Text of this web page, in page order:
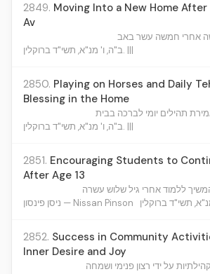
2849. Moving Into a New Home
Av
אחרי חמשה עשר באב
ב"ה, ו' מנ"א, תשי"ד ברוקלין. |||
2850. Playing on Horses and Daily
Blessing in the Home
תהילים יומי לברכה בבית
ב"ה, ו' מנ"א, תשי"ד ברוקלין. |||
2851. Encouraging Students to
After Age 13
ללמוד אחרי גיל שלוש עשרה
ניסן פינסון — Nissan Pinson
2852. Success in Community
Inner Desire and Joy
על ידי רצון פנימי ושמחה